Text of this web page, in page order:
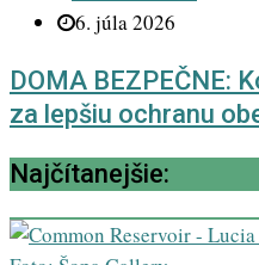
6. júla 2026
DOMA BEZPEČNE:
za lepšiu ochranu
Najčítanejšie: